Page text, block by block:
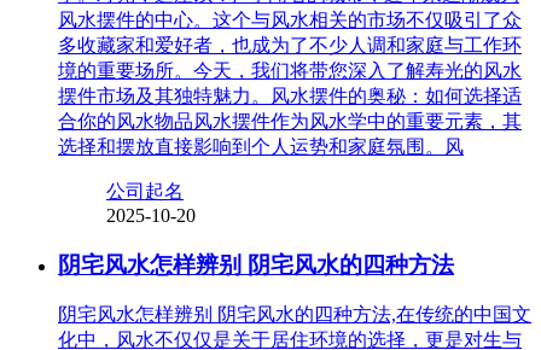
风水摆件的中心。这个与风水相关的市场不仅吸引了众
多收藏家和爱好者，也成为了不少人调和家庭与工作环
境的重要场所。今天，我们将带您深入了解寿光的风水
摆件市场及其独特魅力。风水摆件的奥秘：如何选择适
合你的风水物品风水摆件作为风水学中的重要元素，其
选择和摆放直接影响到个人运势和家庭氛围。风
公司起名
2025-10-20
阴宅风水怎样辨别 阴宅风水的四种方法
阴宅风水怎样辨别 阴宅风水的四种方法,在传统的中国文
化中，风水不仅仅是关于居住环境的选择，更是对生与